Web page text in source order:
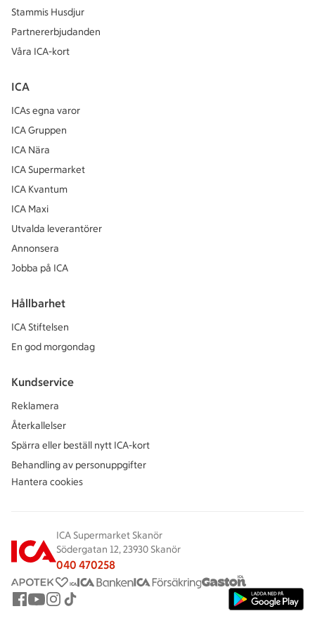
Stammis Husdjur
Partnererbjudanden
Våra ICA-kort
ICA
ICAs egna varor
ICA Gruppen
ICA Nära
ICA Supermarket
ICA Kvantum
ICA Maxi
Utvalda leverantörer
Annonsera
Jobba på ICA
Hållbarhet
ICA Stiftelsen
En god morgondag
Kundservice
Reklamera
Återkallelser
Spärra eller beställ nytt ICA-kort
Behandling av personuppgifter
Hantera cookies
ICA Supermarket Skanör
Södergatan 12, 23930 Skanör
040 470258